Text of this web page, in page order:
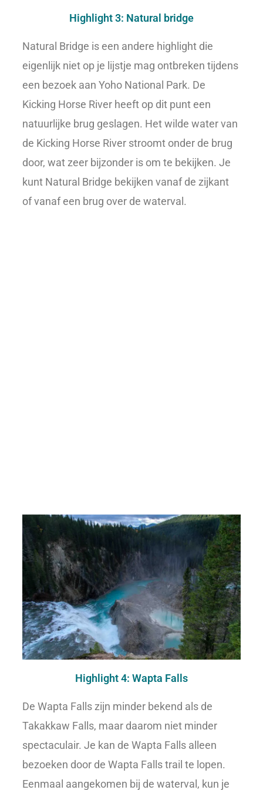
Highlight 3: Natural bridge
Natural Bridge is een andere highlight die
eigenlijk niet op je lijstje mag ontbreken tijdens
een bezoek aan Yoho National Park. De
Kicking Horse River heeft op dit punt een
natuurlijke brug geslagen. Het wilde water van
de Kicking Horse River stroomt onder de brug
door, wat zeer bijzonder is om te bekijken. Je
kunt Natural Bridge bekijken vanaf de zijkant
of vanaf een brug over de waterval.
Highlight 4: Wapta Falls
De Wapta Falls zijn minder bekend als de
Takakkaw Falls, maar daarom niet minder
spectaculair. Je kan de Wapta Falls alleen
bezoeken door de Wapta Falls trail te lopen.
Eenmaal aangekomen bij de waterval, kun je